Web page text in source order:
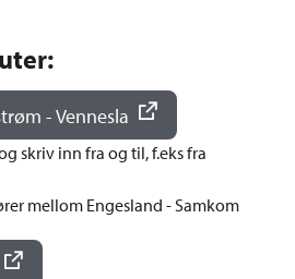
- Vennesla
skriv inn fra og til, f.eks fra
mellom Engesland - Samkom